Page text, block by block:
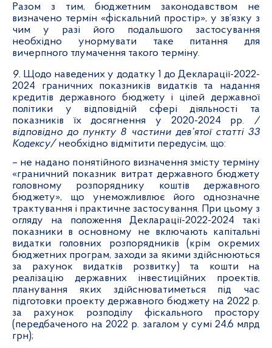
Разом з тим, бюджетним законодавством не
визначено термін «фіскальний простір», у зв’язку з
чим у разі його подальшого застосування
необхідно унормувати таке питання для
вичерпного тлумачення такого терміну.
9. Щодо наведених у додатку 1 до Декларації-2022-
2024 граничних показників видатків та надання
кредитів державного бюджету і цілей державної
політики у відповідній сфері діяльності та
показників їх досягнення у 2020-2024 рр. /
відповідно до пункту 8 частини дев’ятої статті 33
Кодексу/ необхідно відмітити передусім, що:
– не надано понятійного визначення змісту терміну
«граничний показник витрат державного бюджету
головному розпоряднику коштів державного
бюджету», що унеможливлює його однозначне
трактування і практичне застосування. При цьому з
огляду на положення Декларації-2022-2024 такі
показники в основному не включають капітальні
видатки головних розпорядників (крім окремих
бюджетних програм, заходи за якими здійснюються
за рахунок видатків розвитку) та кошти на
реалізацію державних інвестиційних проектів,
планування яких здійснюватиметься під час
підготовки проекту державного бюджету на 2022 р.
за рахунок розподілу фіскального простору
(передбаченого на 2022 р. загалом у сумі 24,6 млрд
грн);